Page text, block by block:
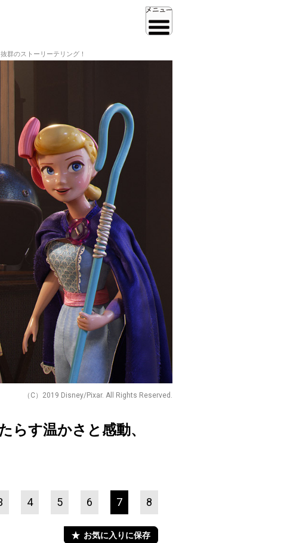
群のストーリーテリング！
（C）2019 Disney/Pixar. All Rights Reserved.
らす温かさと感動、
4 5 6 7 8
お気に入りに保存